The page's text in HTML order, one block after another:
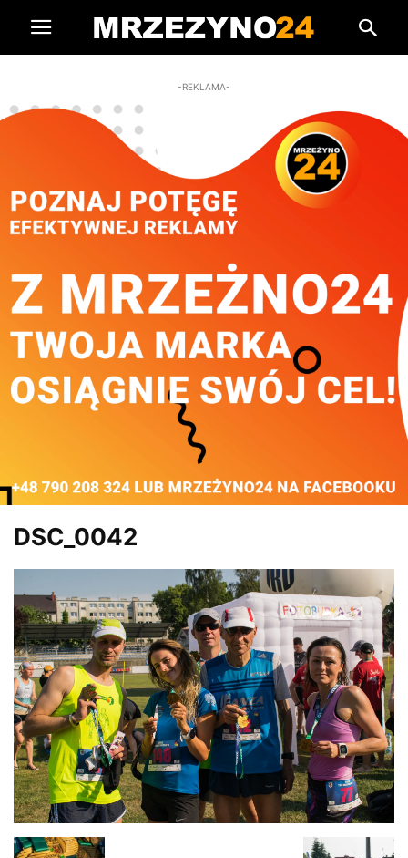
-REKLAMA-
DSC_0042